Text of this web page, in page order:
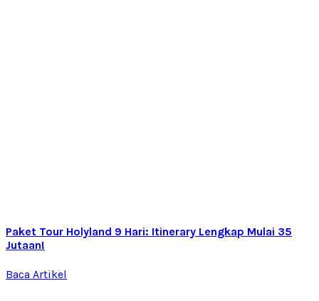
Paket Tour Holyland 9 Hari: Itinerary Lengkap Mulai 35
Jutaan!
Baca Artikel